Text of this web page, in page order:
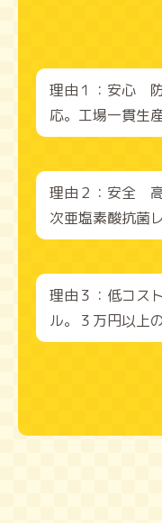
理由１：安心
応。工場一貫生
理由２：安全
次亜塩素酸抗菌
理由３：低コス
ル。３万円以上